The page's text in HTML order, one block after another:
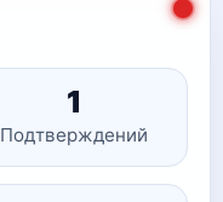
1
Подтверждений